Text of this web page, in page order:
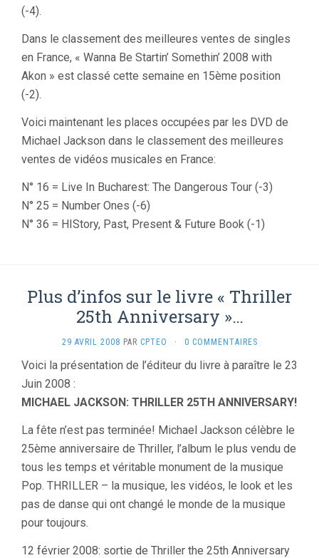
(-4).
Dans le classement des meilleures ventes de singles
en France, « Wanna Be Startin’ Somethin’ 2008 with
Akon » est classé cette semaine en 15ème position
(-2).
Voici maintenant les places occupées par les DVD de
Michael Jackson dans le classement des meilleures
ventes de vidéos musicales en France:
N° 16 = Live In Bucharest: The Dangerous Tour (-3)
N° 25 = Number Ones (-6)
N° 36 = HIStory, Past, Present & Future Book (-1)
Plus d’infos sur le livre « Thriller
25th Anniversary »…
29 AVRIL 2008 PAR CPTEO · 0 COMMENTAIRES
Voici la présentation de l’éditeur du livre à paraître le 23
Juin 2008 :
MICHAEL JACKSON: THRILLER 25TH ANNIVERSARY!
La fête n’est pas terminée! Michael Jackson célèbre le
25ème anniversaire de Thriller, l’album le plus vendu de
tous les temps et véritable monument de la musique
Pop. THRILLER – la musique, les vidéos, le look et les
pas de danse qui ont changé le monde de la musique
pour toujours.
12 février 2008: sortie de Thriller the 25th Anniversary